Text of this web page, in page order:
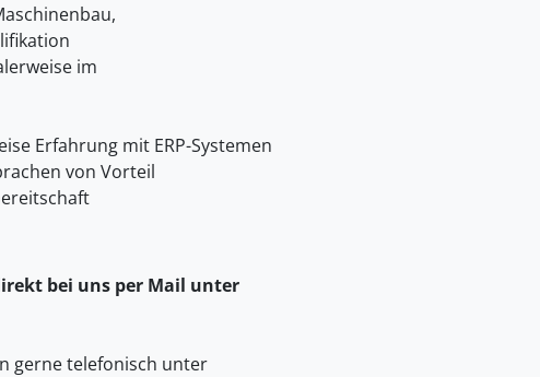
im
Erfahrung mit ERP-Systemen
von Vorteil
bei uns per Mail unter
gerne telefonisch unter